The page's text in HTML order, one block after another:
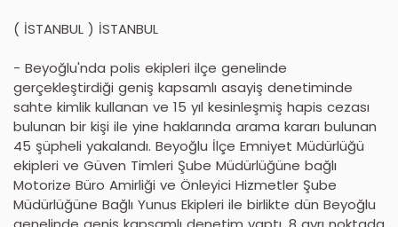
( İSTANBUL ) İSTANBUL
- Beyoğlu'nda polis ekipleri ilçe genelinde
gerçekleştirdiği geniş kapsamlı asayiş denetiminde
sahte kimlik kullanan ve 15 yıl kesinleşmiş hapis cezası
bulunan bir kişi ile yine haklarında arama kararı bulunan
45 şüpheli yakalandı. Beyoğlu İlçe Emniyet Müdürlüğü
ekipleri ve Güven Timleri Şube Müdürlüğüne bağlı
Motorize Büro Amirliği ve Önleyici Hizmetler Şube
Müdürlüğüne Bağlı Yunus Ekipleri ile birlikte dün Beyoğlu